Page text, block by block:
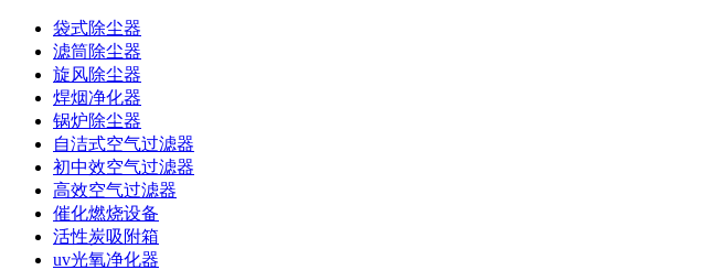
袋式除尘器
滤筒除尘器
旋风除尘器
焊烟净化器
锅炉除尘器
自洁式空气过滤器
初中效空气过滤器
高效空气过滤器
催化燃烧设备
活性炭吸附箱
uv光氧净化器